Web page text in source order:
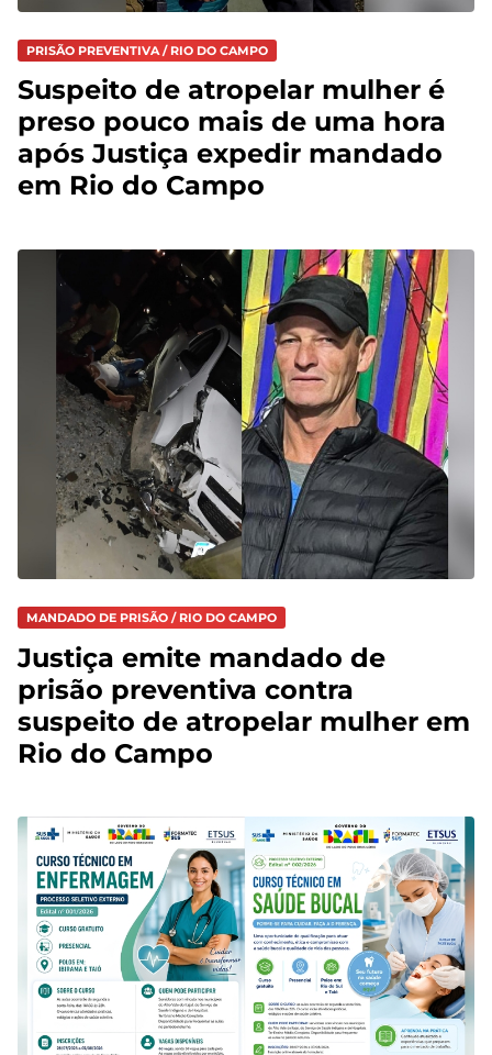
PRISÃO PREVENTIVA / RIO DO CAMPO
Suspeito de atropelar mulher é
preso pouco mais de uma hora
após Justiça expedir mandado
em Rio do Campo
MANDADO DE PRISÃO / RIO DO CAMPO
Justiça emite mandado de
prisão preventiva contra
suspeito de atropelar mulher em
Rio do Campo